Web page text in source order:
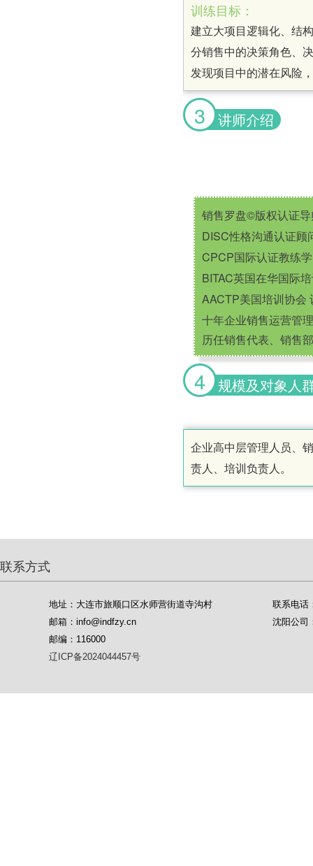
训练目标：
建立大项目逻辑化、结
分销售中的决策角色、
发现项目中的潜在风险
3 讲师介绍
销售罗盘©版权认证
DISC性格沟通认证顾
CPCP国际认证教练
BITAC英国在华国际
AACTP美国培训协会
十年企业销售运营管
历任销售代表、销售
4 规模及对象人
企业高中层管理人员、
责人、培训负责人。
联系方式
地址：大连市旅顺口区水师营街道寺沟村
邮箱：info@indfzy.cn
邮编：116000
辽ICP备2024044457号
联系电话
沈阳公司